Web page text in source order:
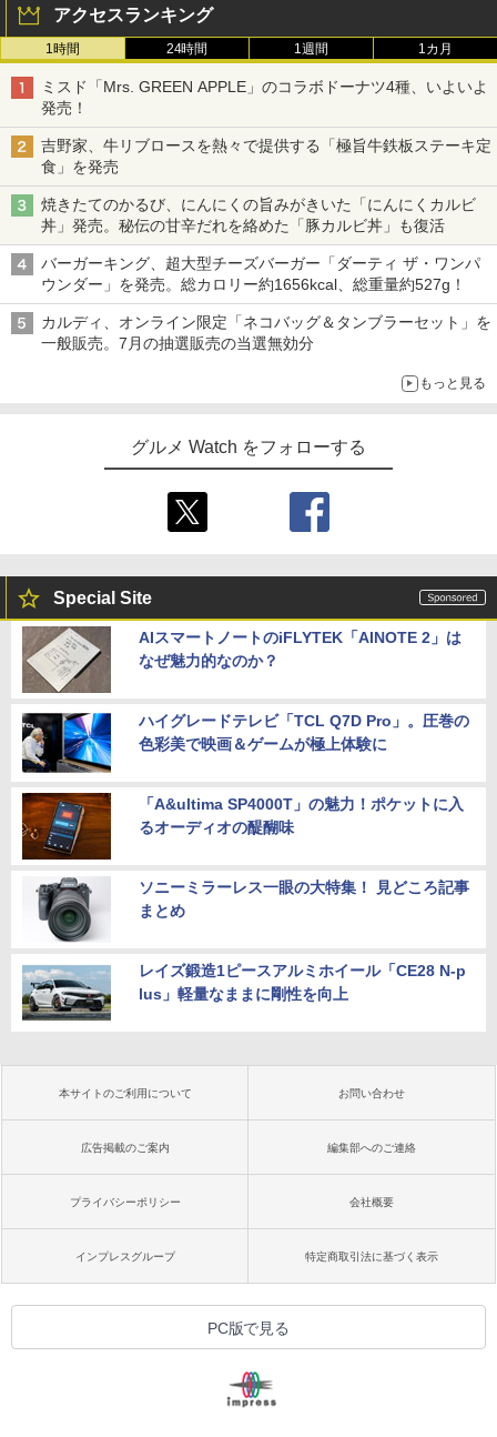
アクセスランキング
1時間 24時間 1週間 1カ月
ミスド「Mrs. GREEN APPLE」のコラボドーナツ4種、いよいよ
発売！
吉野家、牛リブロースを熱々で提供する「極旨牛鉄板ステーキ定
食」を発売
焼きたてのかるび、にんにくの旨みがきいた「にんにくカルビ
丼」発売。秘伝の甘辛だれを絡めた「豚カルビ丼」も復活
バーガーキング、超大型チーズバーガー「ダーティ ザ・ワンパ
ウンダー」を発売。総カロリー約1656kcal、総重量約527g！
カルディ、オンライン限定「ネコバッグ＆タンブラーセット」を
一般販売。7月の抽選販売の当選無効分
もっと見る
グルメ Watch をフォローする
Special Site
AIスマートノートのiFLYTEK「AINOTE 2」は
なぜ魅力的なのか？
ハイグレードテレビ「TCL Q7D Pro」。圧巻の
色彩美で映画＆ゲームが極上体験に
「A&ultima SP4000T」の魅力！ポケットに入
るオーディオの醍醐味
ソニーミラーレス一眼の大特集！ 見どころ記事
まとめ
レイズ鍛造1ピースアルミホイール「CE28 N-p
lus」軽量なままに剛性を向上
本サイトのご利用について お問い合わせ
広告掲載のご案内 編集部へのご連絡
プライバシーポリシー 会社概要
インプレスグループ 特定商取引法に基づく表示
PC版で見る